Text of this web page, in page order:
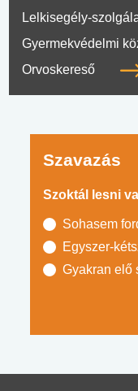
Lelkisegély-
Gyermekvédelmi
Orvoskereső
Szavazás
Szoktál lesni
Sohasem
Egyszer-
Gyakran elő